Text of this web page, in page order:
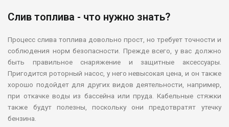
Слив топлива - что нужно знать?
Процесс слива топлива довольно прост, но требует точности и
соблюдения норм безопасности. Прежде всего, у вас должно
быть правильное снаряжение и защитные аксессуары.
Пригодится роторный насос, у него невысокая цена, и он также
хорошо подойдет для других видов деятельности, например,
при откачке воды из бассейна или пруда. Кабельные стяжки
также будут полезны, поскольку они предотвратят утечку
бензина.